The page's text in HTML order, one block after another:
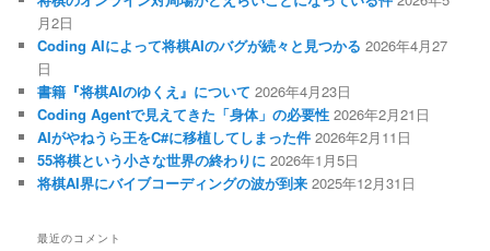
月2日
Coding AIによって将棋AIのバグが続々と見つかる 2026年4月27
日
書籍『将棋AIのゆくえ』について 2026年4月23日
Coding Agentで見えてきた「身体」の必要性 2026年2月21日
AIがやねうら王をC#に移植してしまった件 2026年2月11日
55将棋という小さな世界の終わりに 2026年1月5日
将棋AI界にバイブコーディングの波が到来 2025年12月31日
最近のコメント